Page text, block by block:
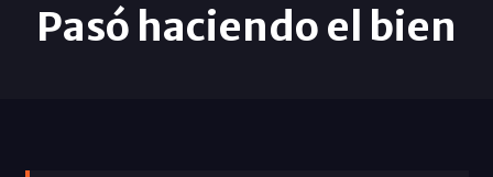
Pasó haciendo el bien